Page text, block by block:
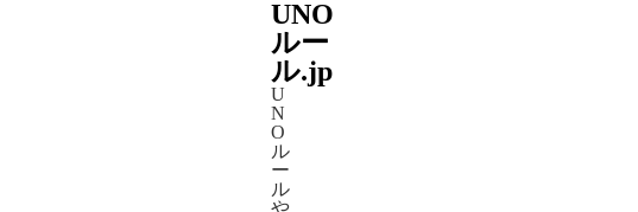
UNO
ルー
ル.jp
U
N
O
ル
ー
ル
や